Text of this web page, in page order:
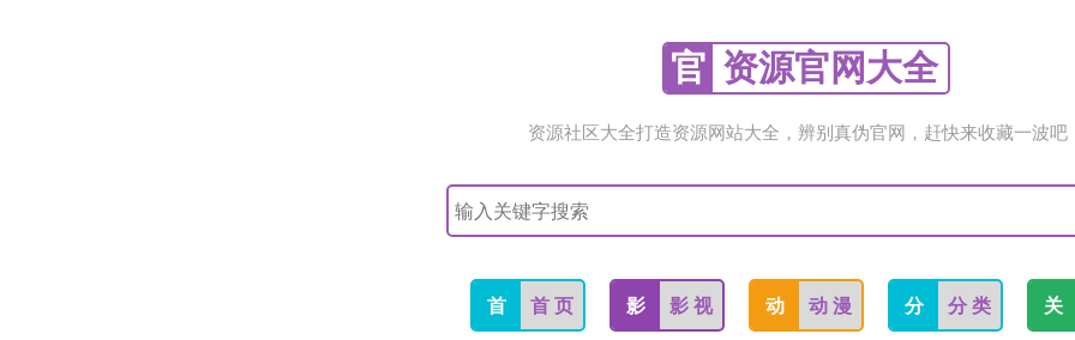
官 资源官网大全
资源社区大全打造资源网站大全，辨别真伪官网，赶快来收藏一波吧
搜
索
关
首 首 页 影 影 视 动 动 漫 分 分 类 关